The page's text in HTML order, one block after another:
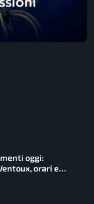
oggi:
orari e